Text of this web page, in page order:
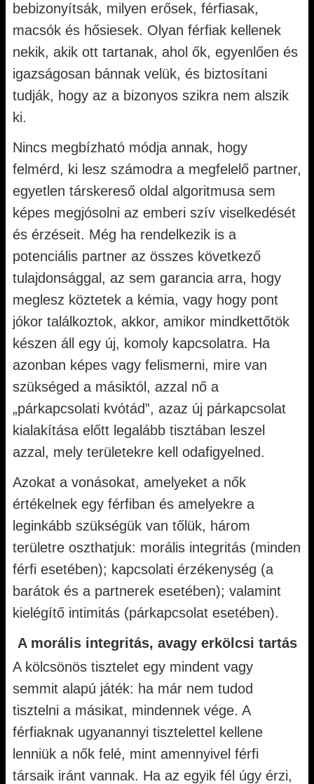
bebizonyítsák, milyen erősek, férfiasak,
macsók és hősiesek. Olyan férfiak kellenek
nekik, akik ott tartanak, ahol ők, egyenlően és
igazságosan bánnak velük, és biztosítani
tudják, hogy az a bizonyos szikra nem alszik
ki.
Nincs megbízható módja annak, hogy
felmérd, ki lesz számodra a megfelelő partner,
egyetlen társkereső oldal algoritmusa sem
képes megjósolni az emberi szív viselkedését
és érzéseit. Még ha rendelkezik is a
potenciális partner az összes következő
tulajdonsággal, az sem garancia arra, hogy
meglesz köztetek a kémia, vagy hogy pont
jókor találkoztok, akkor, amikor mindkettőtök
készen áll egy új, komoly kapcsolatra. Ha
azonban képes vagy felismerni, mire van
szükséged a másiktól, azzal nő a
„párkapcsolati kvótád”, azaz új párkapcsolat
kialakítása előtt legalább tisztában leszel
azzal, mely területekre kell odafigyelned.
Azokat a vonásokat, amelyeket a nők
értékelnek egy férfiban és amelyekre a
leginkább szükségük van tőlük, három
területre oszthatjuk: morális integritás (minden
férfi esetében); kapcsolati érzékenység (a
barátok és a partnerek esetében); valamint
kielégítő intimitás (párkapcsolat esetében).
A morális integritás, avagy erkölcsi tartás
A kölcsönös tisztelet egy mindent vagy
semmit alapú játék: ha már nem tudod
tisztelni a másikat, mindennek vége. A
férfiaknak ugyanannyi tisztelettel kellene
lenniük a nők felé, mint amennyivel férfi
társaik iránt vannak. Ha az egyik fél úgy érzi,